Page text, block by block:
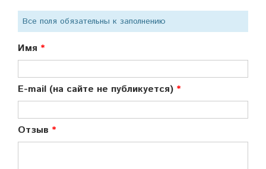
Все поля обязательны к заполнению
Имя
E-mail (на сайте не публикуется)
Отзыв